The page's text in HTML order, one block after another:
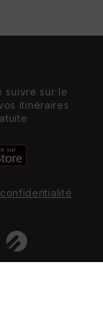
suivre sur le
itinéraires